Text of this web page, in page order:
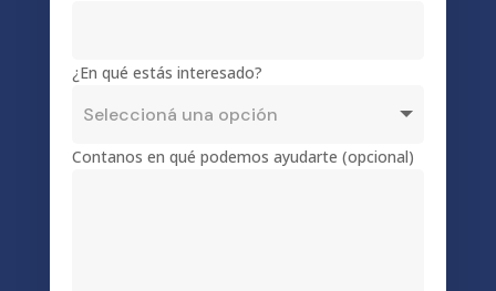
¿En qué estás interesado?
Contanos en qué podemos ayudarte (opcional)